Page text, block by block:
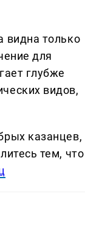
видна только
для
глубже
видов,
казанцев,
тем, что